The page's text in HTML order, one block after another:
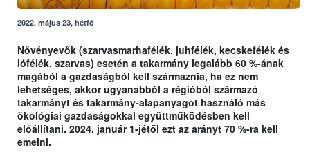
2022. május 23, hétfő
Növényevők (szarvasmarhafélék, juhfélék, kecskefélék és
lófélék, szarvas) esetén a takarmány legalább 60 %-ának
magából a gazdaságból kell származnia, ha ez nem
lehetséges, akkor ugyanabból a régióból származó
takarmányt és takarmány-alapanyagot használó más
ökológiai gazdaságokkal együttműködésben kell
előállítani. 2024. január 1-jétől ezt az arányt 70 %-ra kell
emelni.